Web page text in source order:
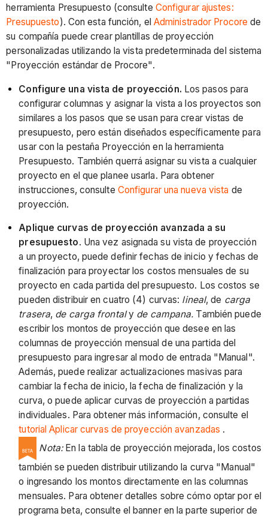
herramienta Presupuesto (consulte Configurar ajustes:
Presupuesto). Con esta función, el Administrador Procore de
su compañía puede crear plantillas de proyección
personalizadas utilizando la vista predeterminada del sistema
"Proyección estándar de Procore".
Configure una vista de proyección. Los pasos para
configurar columnas y asignar la vista a los proyectos son
similares a los pasos que se usan para crear vistas de
presupuesto, pero están diseñados específicamente para
usar con la pestaña Proyección en la herramienta
Presupuesto. También querrá asignar su vista a cualquier
proyecto en el que planee usarla. Para obtener
instrucciones, consulte Configurar una nueva vista de
proyección.
Aplique curvas de proyección avanzada a su
presupuesto. Una vez asignada su vista de proyección
a un proyecto, puede definir fechas de inicio y fechas de
finalización para proyectar los costos mensuales de su
proyecto en cada partida del presupuesto. Los costos se
pueden distribuir en cuatro (4) curvas: lineal, de carga
trasera, de carga frontaly de campana. También puede
escribir los montos de proyección que desee en las
columnas de proyección mensual de una partida del
presupuesto para ingresar al modo de entrada "Manual".
Además, puede realizar actualizaciones masivas para
cambiar la fecha de inicio, la fecha de finalización y la
curva, o puede aplicar curvas de proyección a partidas
individuales. Para obtener más información, consulte el
tutorial Aplicar curvas de proyección avanzadas .
Nota:En la tabla de proyección mejorada, los costos
también se pueden distribuir utilizando la curva "Manual"
o ingresando los montos directamente en las columnas
mensuales. Para obtener detalles sobre cómo optar por el
programa beta, consulte el banner en la parte superior de